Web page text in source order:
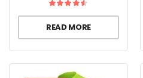
READ MORE